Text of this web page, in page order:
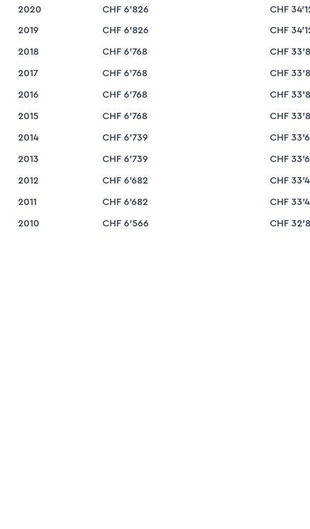
2020 CHF 6’826 CHF
2019 CHF 6’826 CHF
2018 CHF 6’768 CHF
2017 CHF 6’768 CHF
2016 CHF 6’768 CHF
2015 CHF 6’768 CHF
2014 CHF 6’739 CHF
2013 CHF 6’739 CHF
2012 CHF 6’682 CHF
2011 CHF 6’682 CHF
2010 CHF 6’566 CHF